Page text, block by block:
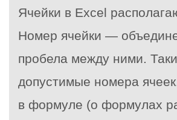
Ячейки в Excel
Номер ячейки —
пробела между ними.
допустимые номера
в формуле (о формулах